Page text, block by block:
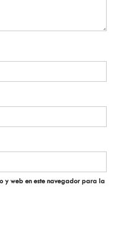
y web en este navegador para la